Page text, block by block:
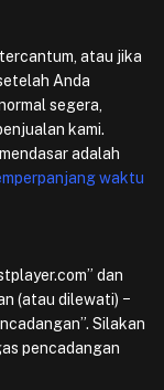
atau jika
Anda
segera,
kami.
adalah
waktu
dan
(atau dilewati) −
Silakan
pencadangan